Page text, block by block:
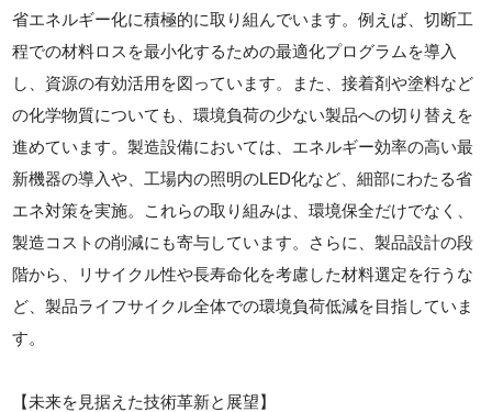
省エネルギー化に積極的に取り組んでいます。例えば、切断工
程での材料ロスを最小化するための最適化プログラムを導入
し、資源の有効活用を図っています。また、接着剤や塗料など
の化学物質についても、環境負荷の少ない製品への切り替えを
進めています。製造設備においては、エネルギー効率の高い最
新機器の導入や、工場内の照明のLED化など、細部にわたる省
エネ対策を実施。これらの取り組みは、環境保全だけでなく、
製造コストの削減にも寄与しています。さらに、製品設計の段
階から、リサイクル性や長寿命化を考慮した材料選定を行うな
ど、製品ライフサイクル全体での環境負荷低減を目指していま
す。
【未来を見据えた技術革新と展望】